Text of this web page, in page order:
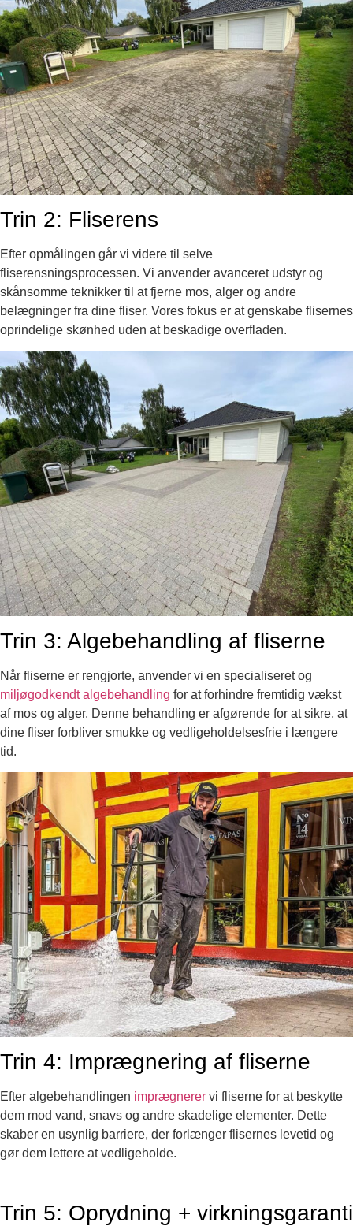
Trin 2: Fliserens
Efter opmålingen går vi videre til selve
fliserensningsprocessen. Vi anvender avanceret udstyr og
skånsomme teknikker til at fjerne mos, alger og andre
belægninger fra dine fliser. Vores fokus er at genskabe flisernes
oprindelige skønhed uden at beskadige overfladen.
Trin 3: Algebehandling af fliserne
Når fliserne er rengjorte, anvender vi en specialiseret og
miljøgodkendt algebehandling for at forhindre fremtidig vækst
af mos og alger. Denne behandling er afgørende for at sikre, at
dine fliser forbliver smukke og vedligeholdelsesfrie i længere
tid.
Trin 4: Imprægnering af fliserne
Efter algebehandlingen imprægnerer vi fliserne for at beskytte
dem mod vand, snavs og andre skadelige elementer. Dette
skaber en usynlig barriere, der forlænger flisernes levetid og
gør dem lettere at vedligeholde.
Trin 5: Oprydning + virkningsgaranti